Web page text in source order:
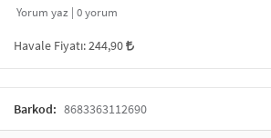
Yorum yaz | 0yorum
Havale Fiyatı:244,90
Barkod: 8683363112690